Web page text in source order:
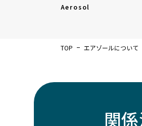
Aerosol
TOP エアゾールについて
関